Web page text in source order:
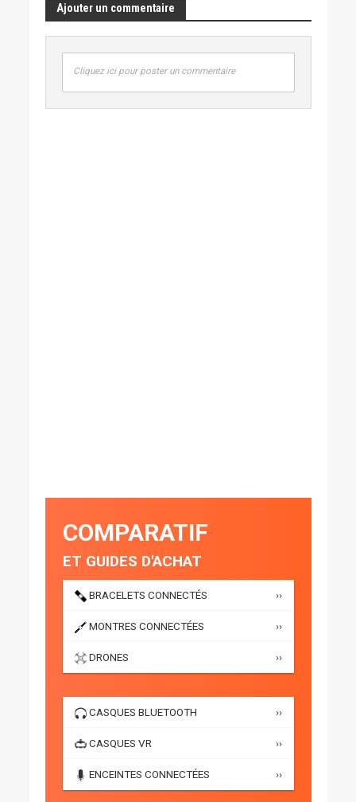
Ajouter un commentaire
Cliquez ici pour poster un commentaire
COMPARATIF
ET GUIDES D'ACHAT
BRACELETS CONNECTÉS ››
MONTRES CONNECTÉES ››
DRONES ››
CASQUES BLUETOOTH ››
CASQUES VR ››
ENCEINTES CONNECTÉES ››